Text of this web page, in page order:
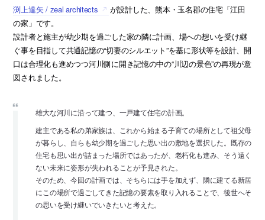
渕上達矢 / zeal architects
が設計した、熊本・玉名郡の住宅「江田
の家」です。
設計者と施主が幼少期を過ごした家の隣に計画、場への想いを受け継
ぐ事を目指して共通記憶の“切妻のシルエット”を基に形状等を設計、開
口は合理化も進めつつ河川側に開き記憶の中の“川辺の景色”の再現が意
図されました。
雄大な河川に沿って建つ、一戸建て住宅の計画。
建主である私の弟家族は、これから始まる子育ての場所として祖父母
が暮らし、自らも幼少期を過ごした思い出の敷地を選択した。既存の
住宅も思い出が詰まった場所ではあったが、老朽化も進み、そう遠く
ない未来に姿形が失われることが予見された。
そのため、今回の計画では、そちらには手を加えず、隣に建てる新居
にこの場所で過ごしてきた記憶の要素を取り入れることで、後世へそ
の思いを受け継いでいきたいと考えた。